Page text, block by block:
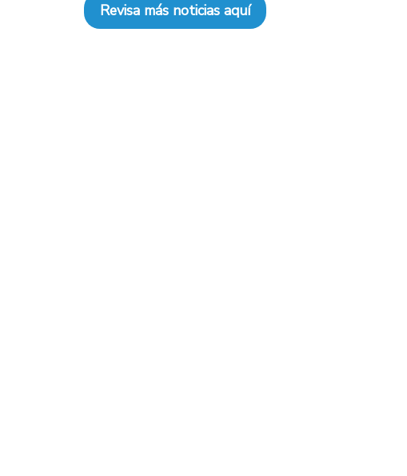
Revisa más noticias aquí